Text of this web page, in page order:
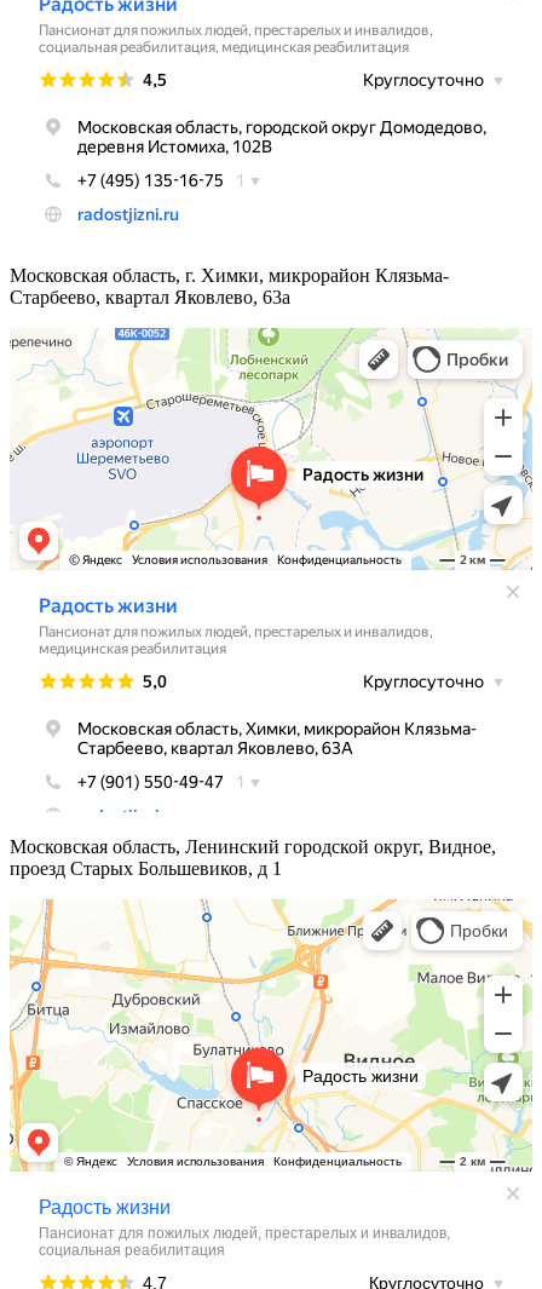
Московская область, г. Химки, микрорайон Клязьма-
Старбеево, квартал Яковлево, 63а
Московская область, Ленинский городской округ, Видное,
проезд Старых Большевиков, д 1